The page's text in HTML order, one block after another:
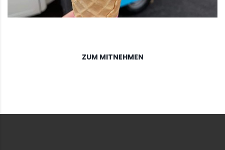
ZUM MITNEHMEN